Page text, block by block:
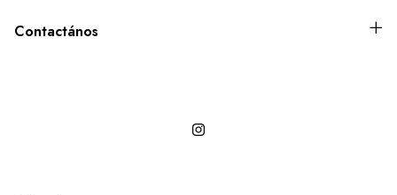
Contactános